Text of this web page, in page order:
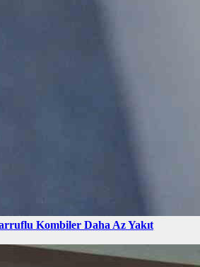
Kombiler Daha Az Yakıt